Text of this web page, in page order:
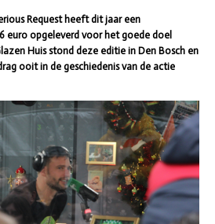
Request heeft dit jaar een
euro opgeleverd voor het goede doel
Huis stond deze editie in Den Bosch en
ooit in de geschiedenis van de actie